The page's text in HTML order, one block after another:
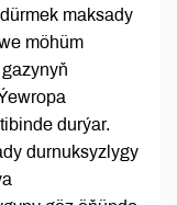
maksady
möhüm
durýar.
durnuksyzlygy